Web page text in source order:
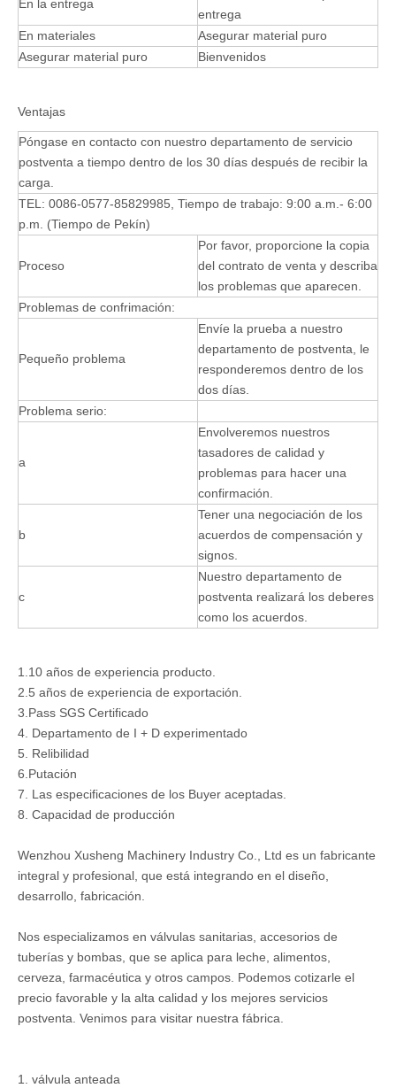
En la entrega
entrega
En materiales
Asegurar material puro
Asegurar material puro
Bienvenidos
Ventajas
Póngase en contacto con nuestro departamento de servicio
postventa a tiempo dentro de los 30 días después de recibir la
carga.
TEL: 0086-0577-85829985, Tiempo de trabajo: 9:00 a.m.- 6:00
p.m. (Tiempo de Pekín)
Proceso
Por favor, proporcione la copia
del contrato de venta y describa
los problemas que aparecen.
Problemas de confrimación:
Pequeño problema
Envíe la prueba a nuestro
departamento de postventa, le
responderemos dentro de los
dos días.
Problema serio:
a
Envolveremos nuestros
tasadores de calidad y
problemas para hacer una
confirmación.
b
Tener una negociación de los
acuerdos de compensación y
signos.
c
Nuestro departamento de
postventa realizará los deberes
como los acuerdos.
1.10 años de experiencia producto.
2.5 años de experiencia de exportación.
3.Pass SGS Certificado
4. Departamento de I + D experimentado
5. Relibilidad
6.Putación
7. Las especificaciones de los Buyer aceptadas.
8. Capacidad de producción
Wenzhou Xusheng Machinery Industry Co., Ltd es un fabricante
integral y profesional, que está integrando en el diseño,
desarrollo, fabricación.
Nos especializamos en válvulas sanitarias, accesorios de
tuberías y bombas, que se aplica para leche, alimentos,
cerveza, farmacéutica y otros campos. Podemos cotizarle el
precio favorable y la alta calidad y los mejores servicios
postventa. Venimos para visitar nuestra fábrica.
1. válvula anteada